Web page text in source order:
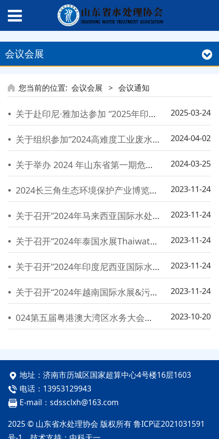
会议会展
您当前的位置: 会议会展 > 会议通知
关于赴印尼·雅加达参加 “2025年印尼国际水处理工业展” 随团参展邀请函 2025-03-24
关于组织参加“2024高难度工业废水处理技术升级与资源化零排放探索大会”的通知 2024-04-02
关于举办 2024 年山东省第一期危化品药剂管理和水质处理人员培训班的通知 2024-03-25
2024长三角生态环境保护产业博览会暨江苏生态环境与水资源展览会 2023-11-24
关于召开“2024年马来西亚国际水处理设备展览会ASIAWATER 2024”的通知 2023-11-24
关于召开“2024年泰国水展Thaiwater 2024”的通知 2023-11-24
关于召开“2024年印度尼西亚国际水处理展览会INDOWATER2024”的通知 2023-11-24
关于召开“2024年越南国际水展&污水处理展Vietwater2024”的通知 2023-11-24
024第五届粤港澳大湾区水务大会暨展览会 2023-10-20
地址：济南市历城区国家超算中心4号楼16层1603
电话：13953129943
E-mail：sdssclxh@163.com
2025 © 山东省水处理协会 版权所有鲁ICP证2021031591